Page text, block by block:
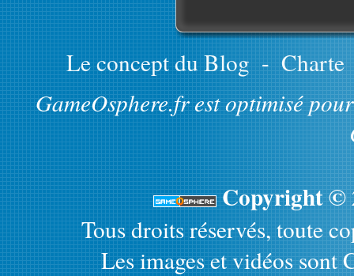
Le concept du Blog - Charte
GameOsphere.fr est optimisé
Copyright ©
Tous droits réservés, toute
Les images et vidéos